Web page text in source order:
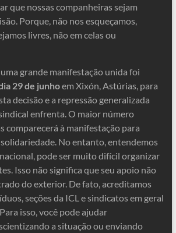
que nossas companheiras sejam
Porque, não nos esqueçamos,
livres, não em celas ou
grande manifestação unida foi
29 de junhoem Xixón, Astúrias, para
decisão e a repressão generalizada
enfrenta. O maior número
comparecerá à manifestação para
No entanto, entendemos
pode ser muito difícil organizar
Isso não significa que seu apoio não
do exterior. De fato, acreditamos
seções da ICL e sindicatos em geral
isso, você pode ajudar
a situação ou enviando